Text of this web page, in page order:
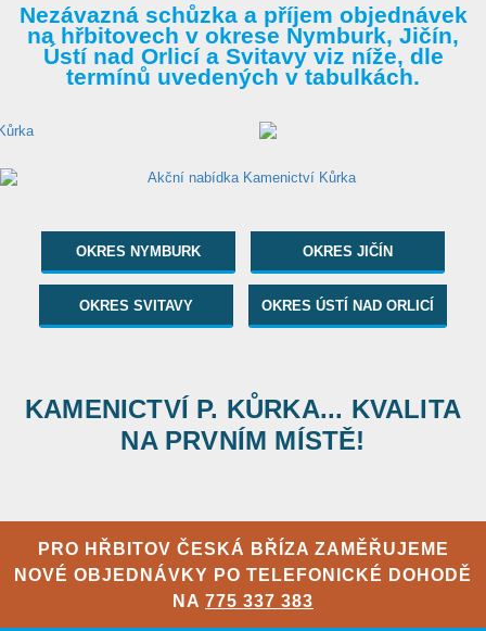
Nezávazná schůzka a příjem objednávek
na hřbitovech v okrese Nymburk, Jičín,
Ústí nad Orlicí a Svitavy viz níže, dle
termínů uvedených v tabulkách.
OKRES NYMBURK OKRES JIČÍN
OKRES SVITAVY OKRES ÚSTÍ NAD ORLICÍ
KAMENICTVÍ P. KŮRKA... KVALITA
NA PRVNÍM MÍSTĚ!
PRO HŘBITOV ČESKÁ BŘÍZA ZAMĚŘUJEME
NOVÉ OBJEDNÁVKY PO TELEFONICKÉ DOHODĚ
NA 775 337 383